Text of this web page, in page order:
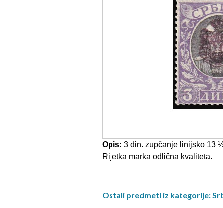
Opis: 3 din. zupčanje linijsko 13
Rijetka marka odlična kvaliteta.
Ostali predmeti iz kategorije: